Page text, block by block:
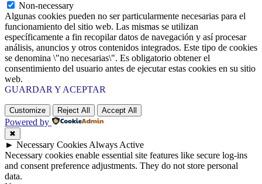
Non-necessary
Algunas cookies pueden no ser particularmente necesarias para el
funcionamiento del sitio web. Las mismas se utilizan
específicamente a fin recopilar datos de navegación y así procesar
análisis, anuncios y otros contenidos integrados. Este tipo de cookies
se denomina \"no necesarias\". Es obligatorio obtener el
consentimiento del usuario antes de ejecutar estas cookies en su sitio
web.
GUARDAR Y ACEPTAR
Customize Reject All Accept All
Powered by
✖
► Necessary Cookies Always Active
Necessary cookies enable essential site features like secure log-ins
and consent preference adjustments. They do not store personal
data.